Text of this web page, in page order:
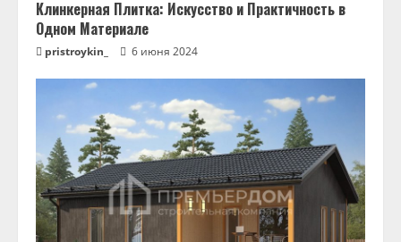
Клинкерная Плитка: Искусство и Практичность в
Одном Материале
pristroykin_ 6 июня 2024